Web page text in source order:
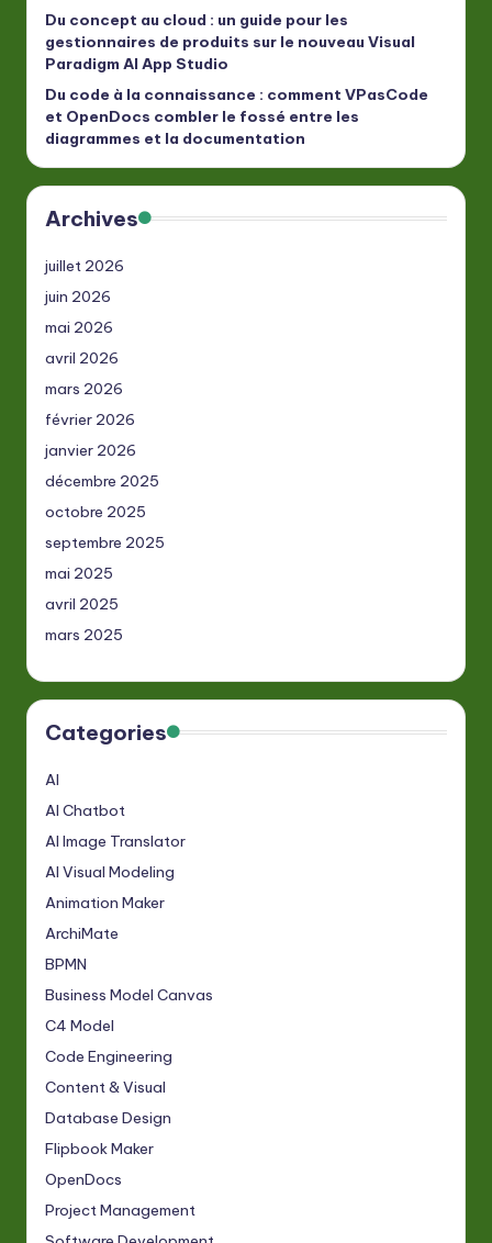
Du concept au cloud : un guide pour les
gestionnaires de produits sur le nouveau Visual
Paradigm AI App Studio
Du code à la connaissance : comment VPasCode
et OpenDocs combler le fossé entre les
diagrammes et la documentation
Archives
juillet 2026
juin 2026
mai 2026
avril 2026
mars 2026
février 2026
janvier 2026
décembre 2025
octobre 2025
septembre 2025
mai 2025
avril 2025
mars 2025
Categories
AI
AI Chatbot
AI Image Translator
AI Visual Modeling
Animation Maker
ArchiMate
BPMN
Business Model Canvas
C4 Model
Code Engineering
Content & Visual
Database Design
Flipbook Maker
OpenDocs
Project Management